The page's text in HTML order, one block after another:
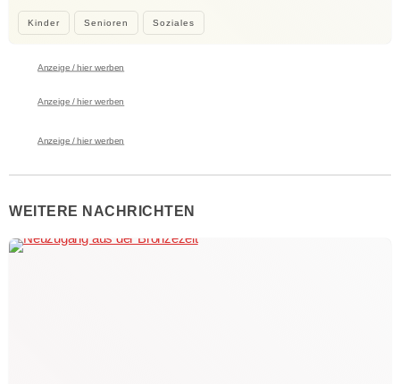
Kinder Senioren Soziales
Anzeige / hier werben
Anzeige / hier werben
Anzeige / hier werben
WEITERE NACHRICHTEN